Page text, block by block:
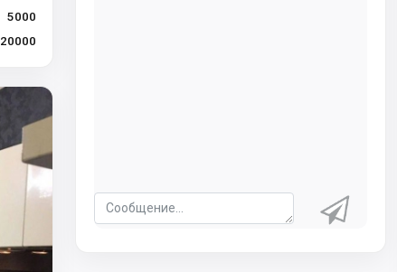
5000
20000